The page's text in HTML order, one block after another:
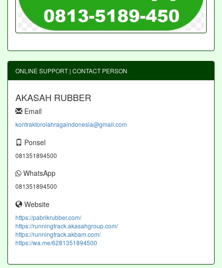
ONLINE SUPPORT | CONTACT PERSON
AKASAH RUBBER
Email
kontraktorolahragaindonesia@gmail.com
Ponsel
081351894500
WhatsApp
081351894500
Website
https://pabrikrubber.com/
https://runningtrack.akasahgroup.com/
https://runningtrack.akbam.com/
https://wa.me/6281351894500